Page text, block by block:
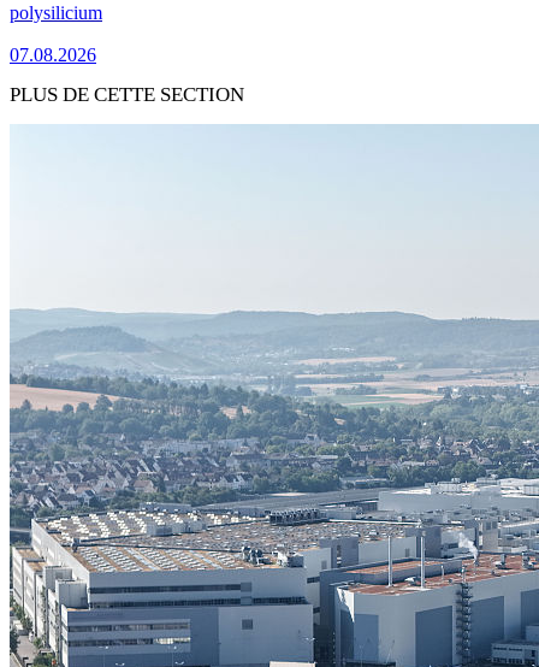
polysilicium
07.08.2026
PLUS DE CETTE SECTION